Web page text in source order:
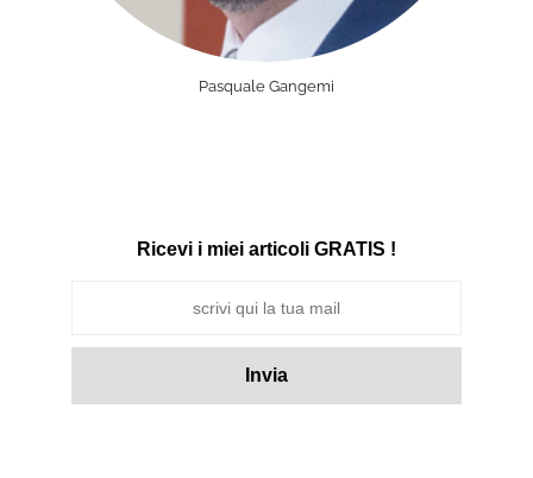
Pasquale Gangemi
Ricevi i miei articoli GRATIS !